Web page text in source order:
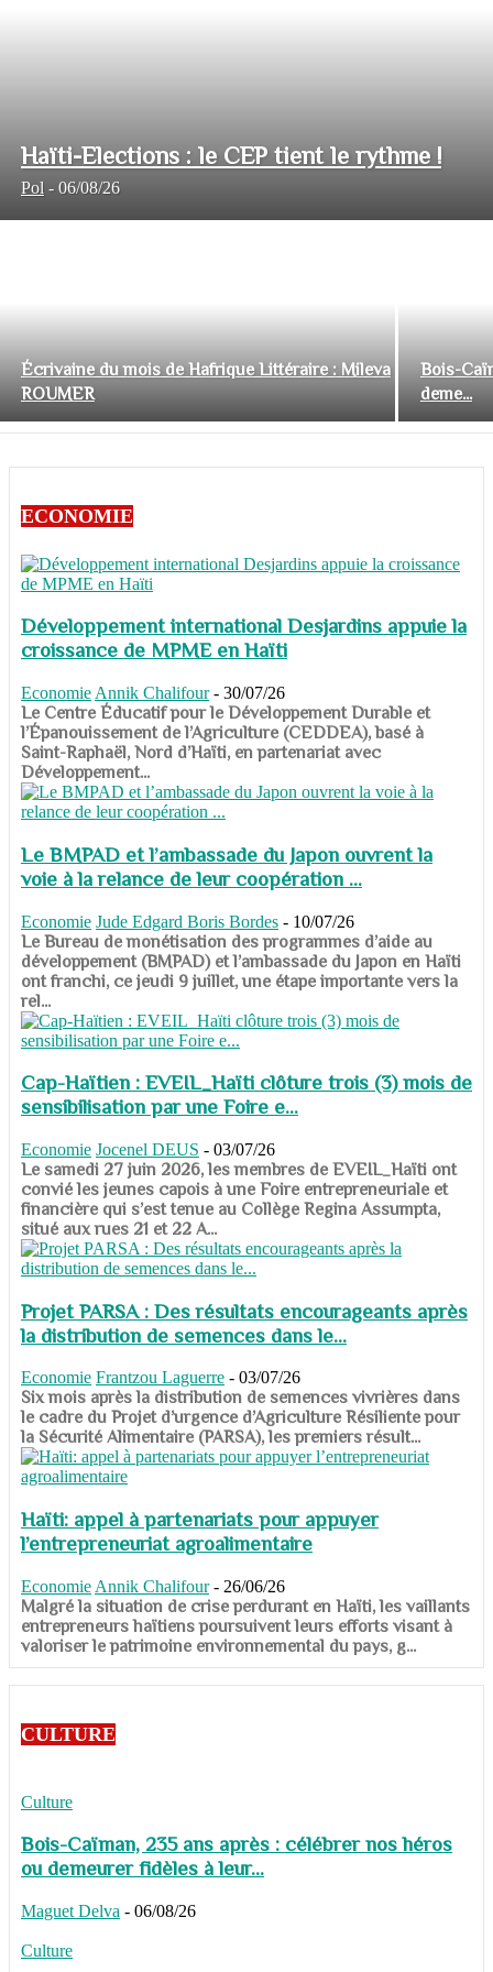
Haïti-Elections : le CEP tient le rythme !
Pol - 06/08/26
Écrivaine du mois de Hafrique Littéraire : Mileva
ROUMER
Bois-
deme...
ECONOMIE
Développement international Desjardins appuie la
croissance de MPME en Haïti
Economie Annik Chalifour - 30/07/26
​​​​​​​Le Centre Éducatif pour le Développement Durable et
l’Épanouissement de l’Agriculture (CEDDEA), basé à
Saint-Raphaël, Nord d’Haïti, en partenariat avec
Développement...
Le BMPAD et l’ambassade du Japon ouvrent la
voie à la relance de leur coopération ...
Economie Jude Edgard Boris Bordes - 10/07/26
​​​​​​​Le Bureau de monétisation des programmes d’aide au
développement (BMPAD) et l’ambassade du Japon en Haïti
ont franchi, ce jeudi 9 juillet, une étape importante vers la
rel...
Cap-Haïtien : EVEIL_Haïti clôture trois (3) mois de
sensibilisation par une Foire e...
Economie Jocenel DEUS - 03/07/26
Le samedi 27 juin 2026, les membres de EVEIL_Haïti ont
convié les jeunes capois à une Foire entrepreneuriale et
financière qui s’est tenue au Collège Regina Assumpta,
situé aux rues 21 et 22 A...
Projet PARSA : Des résultats encourageants après
la distribution de semences dans le...
Economie Frantzou Laguerre - 03/07/26
​​​​​​​Six mois après la distribution de semences vivrières dans
le cadre du Projet d’urgence d’Agriculture Résiliente pour
la Sécurité Alimentaire (PARSA), les premiers résult...
Haïti: appel à partenariats pour appuyer
l’entrepreneuriat agroalimentaire
Economie Annik Chalifour - 26/06/26
​​​​​​​Malgré la situation de crise perdurant en Haïti, les vaillants
entrepreneurs haïtiens poursuivent leurs efforts visant à
valoriser le patrimoine environnemental du pays, g...
CULTURE
Culture
Bois-Caïman, 235 ans après : célébrer nos héros
ou demeurer fidèles à leur...
Maguet Delva - 06/08/26
Culture